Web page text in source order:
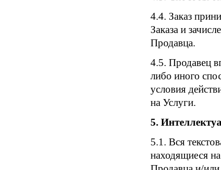
4.4. Заказ
Заказа и
Продавца.
4.5. Продавец
либо иного
условия
на Услуги.
5.
5.1. Вся
находящиеся